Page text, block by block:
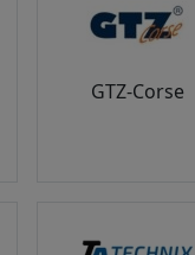
GTZ-Corse